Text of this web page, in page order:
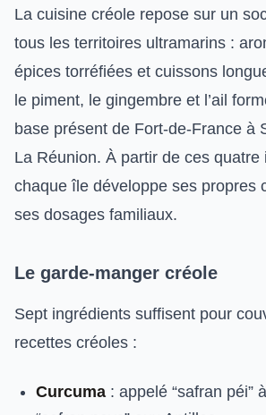
La cuisine créole repose sur un
tous les territoires ultramarins :
épices torréfiées et cuissons
le piment, le gingembre et l’ail
base présent de Fort-de-France à
La Réunion. À partir de ces quatre
chaque île développe ses propres
ses dosages familiaux.
Le garde-manger créole
Sept ingrédients suffisent pour
recettes créoles :
Curcuma : appelé “safran péi”